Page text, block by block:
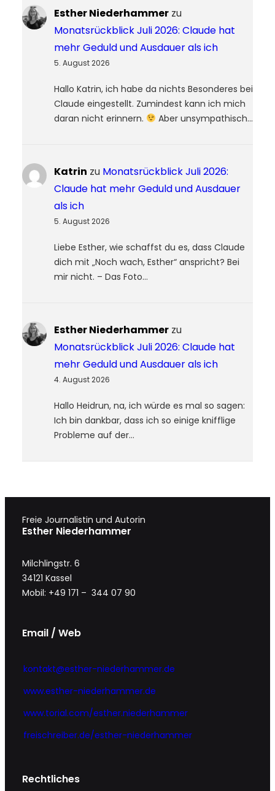
Esther Niederhammer zu
Monatsrückblick Juli 2026: Claude hat
mehr Geduld und Ausdauer als ich
5. August 2026
Hallo Katrin, ich habe da nichts Besonderes bei
Claude eingestellt. Zumindest kann ich mich
daran nicht erinnern.
Aber unsympathisch…
Katrin zu Monatsrückblick Juli 2026:
Claude hat mehr Geduld und Ausdauer
als ich
5. August 2026
Liebe Esther, wie schaffst du es, dass Claude
dich mit „Noch wach, Esther“ anspricht? Bei
mir nicht. – Das Foto…
Esther Niederhammer zu
Monatsrückblick Juli 2026: Claude hat
mehr Geduld und Ausdauer als ich
4. August 2026
Hallo Heidrun, na, ich würde es mal so sagen:
Ich bin dankbar, dass ich so einige knifflige
Probleme auf der…
Freie Journalistin und Autorin
Esther Niederhammer
Milchlingstr. 6
34121 Kassel
Mobil: +49 171 – 344 07 90
Email / Web
kontakt@esther-niederhammer.de
www.esther-niederhammer.de
www.torial.com/esther.niederhammer
freischreiber.de/esther-niederhammer
Rechtliches